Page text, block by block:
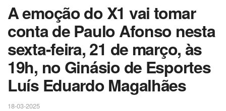
A emoção do X1 vai tomar
conta de Paulo Afonso nesta
sexta-feira, 21 de março, às
19h, no Ginásio de Esportes
Luís Eduardo Magalhães
18-03-2025